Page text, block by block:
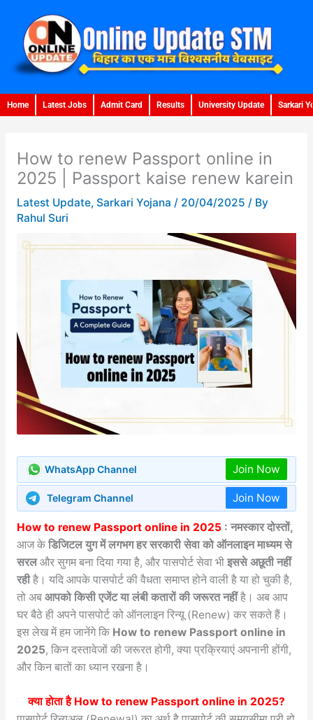
content
Home Latest Jobs Admit Card Results University Update Sarkari
How to renew Passport online in
2025 | Passport kaise renew karein
Latest Update, Sarkari Yojana / 20/04/2025 / By
Rahul Suri
WhatsApp Channel Join Now
Telegram Channel Join Now
How to renew Passport online in 2025: नमस्कार दोस्तों,
आज के डिजिटल युग में लगभग हर सरकारी सेवा को ऑनलाइन माध्यम से
सरलऔर सुगम बना दिया गया है, और पासपोर्ट सेवा भी इससे अछूती नहीं
रहीहै। यदि आपके पासपोर्ट की वैधता समाप्त होने वाली है या हो चुकी है,
तो अब आपको किसी एजेंट या लंबी कतारों की जरूरत नहींहै। अब आप
घर बैठे ही अपने पासपोर्ट को ऑनलाइन रिन्यू (Renew) कर सकते हैं।
इस लेख में हम जानेंगे कि How to renew Passport online in
2025, किन दस्तावेजों की जरूरत होगी, क्या प्रक्रियाएं अपनानी होंगी,
और किन बातों का ध्यान रखना है।
क्या होता है How to renew Passport online in 2025?